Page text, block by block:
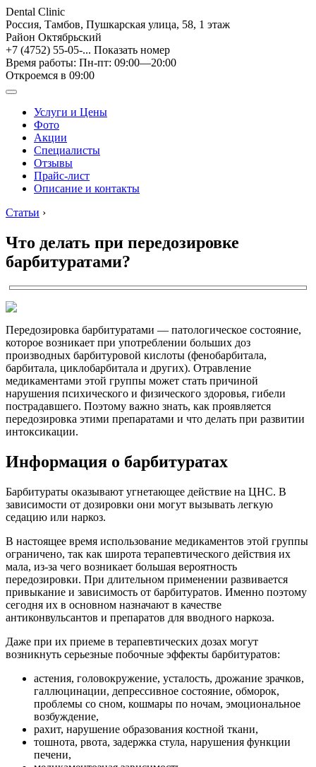
Dental Clinic
Россия, Тамбов, Пушкарская улица, 58, 1 этаж
Район Октябрьский
+7 (4752) 55-05-... Показать номер
Время работы: Пн-пт: 09:00—20:00
Откроемся в 09:00
Услуги и Цены
Фото
Акции
Специалисты
Отзывы
Прайс-лист
Описание и контакты
Статьи ›
Что делать при передозировке
барбитуратами?
Передозировка барбитуратами — патологическое состояние,
которое возникает при употреблении больших доз
производных барбитуровой кислоты (фенобарбитала,
барбитала, циклобарбитала и других). Отравление
медикаментами этой группы может стать причиной
нарушения психического и физического здоровья, гибели
пострадавшего. Поэтому важно знать, как проявляется
передозировка этими препаратами и что делать при развитии
интоксикации.
Информация о барбитуратах
Барбитураты оказывают угнетающее действие на ЦНС. В
зависимости от дозировки они могут вызывать легкую
седацию или наркоз.
В настоящее время использование медикаментов этой группы
ограничено, так как широта терапевтического действия их
мала, из-за чего возникает большая вероятность
передозировки. При длительном применении развивается
привыкание и зависимость от барбитуратов. Именно поэтому
сегодня их в основном назначают в качестве
антиконвульсантов и препаратов для вводного наркоза.
Даже при их приеме в терапевтических дозах могут
возникнуть серьезные побочные эффекты барбитуратов:
астения, головокружение, усталость, дрожание зрачков,
галлюцинации, депрессивное состояние, обморок,
проблемы со сном, кошмары по ночам, эмоциональное
возбуждение,
рахит, нарушение образования костной ткани,
тошнота, рвота, задержка стула, нарушения функции
печени,